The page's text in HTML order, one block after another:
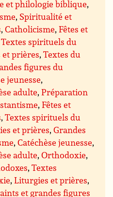
et philologie biblique,
, Spiritualité et
,Catholicisme,Fêtes et
Textes spirituels du
prières,Textes du
figures du
jeunesse,
adulte,Préparation
,Fêtes et
,Textes spirituels du
et prières,Grandes
,Catéchèse jeunesse,
adulte,Orthodoxie,
,Textes
,Liturgies et prières,
et grandes figures